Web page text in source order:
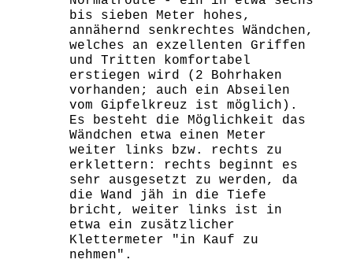
bis sieben Meter hohes,
annähernd senkrechtes Wändchen,
welches an exzellenten Griffen
und Tritten komfortabel
erstiegen wird (2 Bohrhaken
vorhanden; auch ein Abseilen
vom Gipfelkreuz ist möglich).
Es besteht die Möglichkeit das
Wändchen etwa einen Meter
weiter links bzw. rechts zu
erklettern: rechts beginnt es
sehr ausgesetzt zu werden, da
die Wand jäh in die Tiefe
bricht, weiter links ist in
etwa ein zusätzlicher
Klettermeter "in Kauf zu
nehmen".